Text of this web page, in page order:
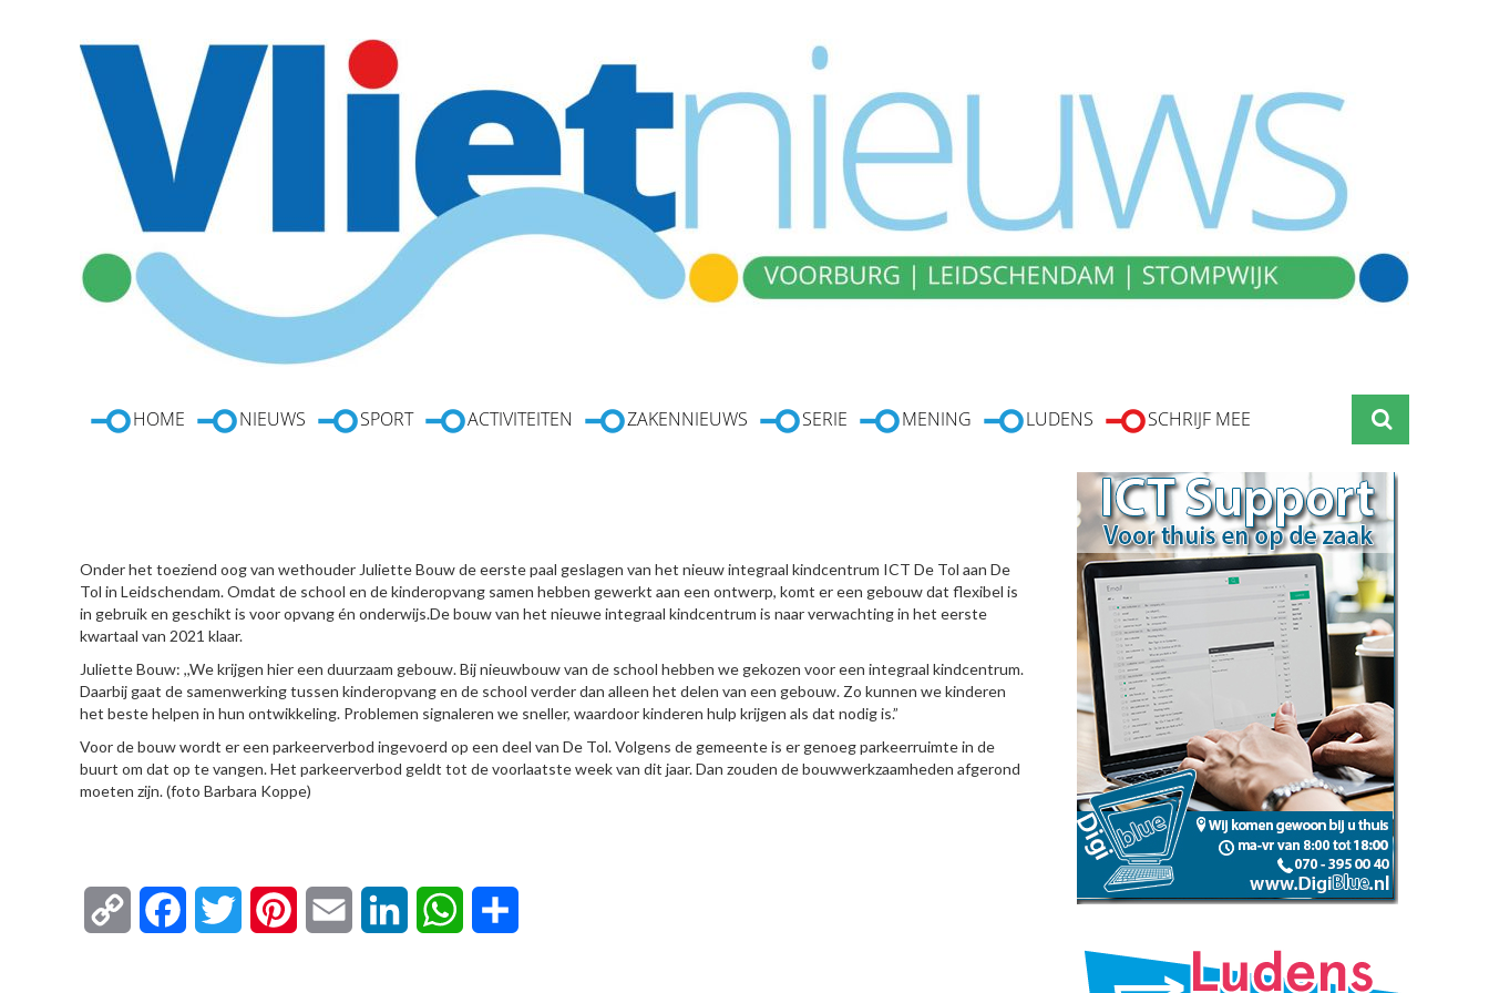
HOME NIEUWS SPORT ACTIVITEITEN ZAKENNIEUWS SERIE MENING LUDENS SCHRIJF MEE
Onder het toeziend oog van wethouder Juliette Bouw de eerste paal geslagen van het nieuw integraal kindcentrum ICT De Tol aan De
Tol in Leidschendam. Omdat de school en de kinderopvang samen hebben gewerkt aan een ontwerp, komt er een gebouw dat flexibel is
in gebruik en geschikt is voor opvang én onderwijs.De bouw van het nieuwe integraal kindcentrum is naar verwachting in het eerste
kwartaal van 2021 klaar.
Juliette Bouw: ,,We krijgen hier een duurzaam gebouw. Bij nieuwbouw van de school hebben we gekozen voor een integraal kindcentrum.
Daarbij gaat de samenwerking tussen kinderopvang en de school verder dan alleen het delen van een gebouw. Zo kunnen we kinderen
het beste helpen in hun ontwikkeling. Problemen signaleren we sneller, waardoor kinderen hulp krijgen als dat nodig is.”
Voor de bouw wordt er een parkeerverbod ingevoerd op een deel van De Tol. Volgens de gemeente is er genoeg parkeerruimte in de
buurt om dat op te vangen. Het parkeerverbod geldt tot de voorlaatste week van dit jaar. Dan zouden de bouwwerkzaamheden afgerond
moeten zijn. (foto Barbara Koppe)
Copy FacebookTwitter Pinterest Email LinkedIn WhatsApp